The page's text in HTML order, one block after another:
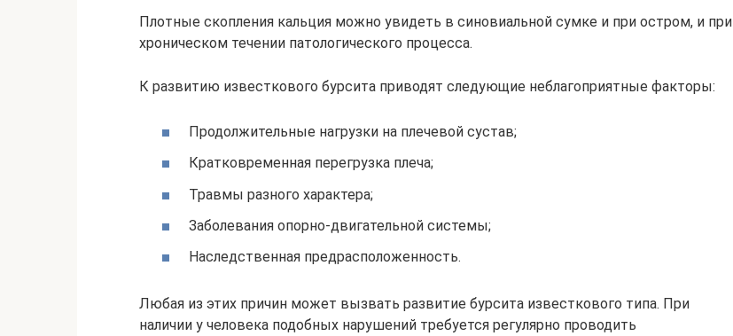
Плотные скопления кальция можно увидеть в синовиальной сумке и при остром, и при
хроническом течении патологического процесса.
К развитию известкового бурсита приводят следующие неблагоприятные факторы:
Продолжительные нагрузки на плечевой сустав;
Кратковременная перегрузка плеча;
Травмы разного характера;
Заболевания опорно-двигательной системы;
Наследственная предрасположенность.
Любая из этих причин может вызвать развитие бурсита известкового типа. При
наличии у человека подобных нарушений требуется регулярно проводить